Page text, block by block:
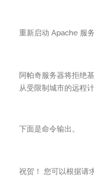
重新启动 Apache 服务
阿帕奇服务器将拒绝
从受限制城市的远程
下面是命令输出。
祝贺！ 您可以根据请